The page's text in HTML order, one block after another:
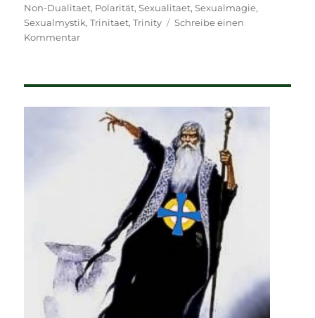
Non-Dualitaet, Polarität,Sexualitaet,Sexualmagie,
Sexualmystik,Trinitaet,Trinity
Schreibe einen
Kommentarzu
1